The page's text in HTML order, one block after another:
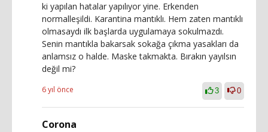
ki yapılan hatalar yapılıyor yine. Erkenden
normalleşildi. Karantina mantıklı. Hem zaten mantıklı
olmasaydı ilk başlarda uygulamaya sokulmazdı.
Senin mantıkla bakarsak sokağa çıkma yasakları da
anlamsız o halde. Maske takmakta. Bırakın yayılsın
değil mi?
6 yıl önce 3 0
Corona